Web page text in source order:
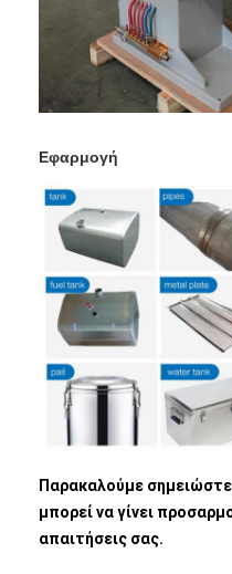
Μηχανή τροφοδοτών
Ηλεκτρόδια χαλκού
Βιομηχανικός
Εξολκέας
Μηχανή συγκόλλησης
Εφαρμογή
Παρακαλούμε
μπορεί να γίνει
απαιτήσεις σας.